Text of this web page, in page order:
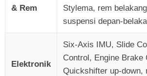
& Rem
Stylema, rem
suspensi depan-
Elektronik
Six-Axis IMU, Slide
Control, Engine Brake
Quickshifter up-down,